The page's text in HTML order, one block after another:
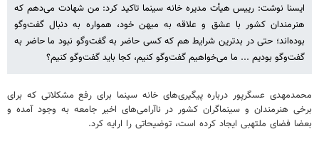
ایسنا نوشت: رییس هیأت مدیره خانه سینما تاکید کرد:‌ من شهادت می‌دهم که
هنرمندان کشور با عشق و علاقه به میهن خود، همواره به دنبال گفت‌وگو
بوده‌اند؛ حتی در بدترین شرایط هم که کسی حاضر به گفت‌وگو نبود ما حاضر به
گفت‌وگو بودیم ... ما می‌خواهیم گفت‌وگو کنیم، کجا باید گفت‌وگو کنیم؟
محمدمهدی عسگرپور درباره پیگیری‌های خانه سینما برای رفع مشکلاتی که برای
برخی هنرمندان و سینماگران کشور در ناآرامی‌های اخیر جامعه به وجود آمده و
بعضا فضای ملتهبی ایجاد کرده است، توضیحاتی را ارایه کرد.